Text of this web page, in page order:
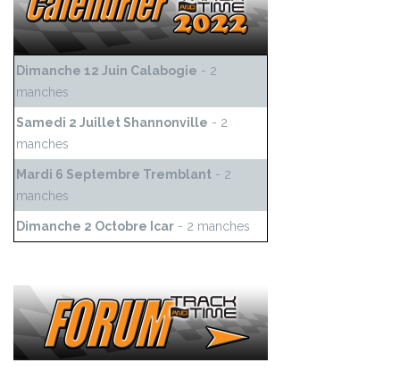
Dimanche 12 Juin Calabogie - 2
manches
Samedi 2 Juillet Shannonville - 2
manches
Mardi 6 Septembre Tremblant - 2
manches
Dimanche 2 Octobre Icar - 2 manches